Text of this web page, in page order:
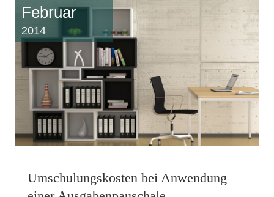
Februar
2014
Umschulungskosten bei Anwendung